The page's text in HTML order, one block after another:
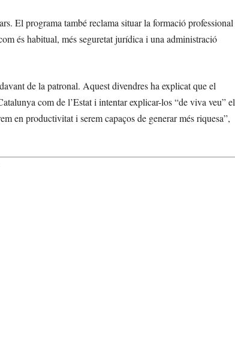
El programa també reclama situar la formació professional
és habitual, més seguretat jurídica i una administració
de la patronal. Aquest divendres ha explicat que el
com de l’Estat i intentar explicar-los “de viva veu” el
en productivitat i serem capaços de generar més riquesa”,